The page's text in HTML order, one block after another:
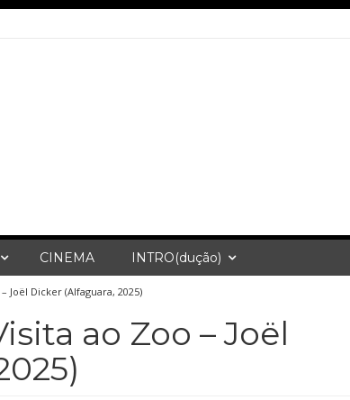
CINEMA INTRO(dução)
Joël Dicker (Alfaguara, 2025)
ao Zoo – Joël